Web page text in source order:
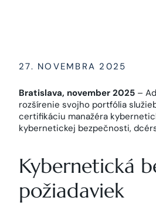
27. NOVEMBRA 2025
Bratislava, november 2025 –
rozšírenie svojho portfólia
certifikáciu manažéra
kybernetickej bezpečnosti,
Kybernetická
požiadaviek